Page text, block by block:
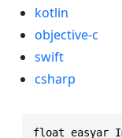
kotlin
objective-c
swift
csharp
float